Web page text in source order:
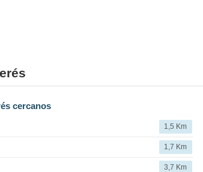
cercanos
1,5 Km
1,7 Km
3,7 Km